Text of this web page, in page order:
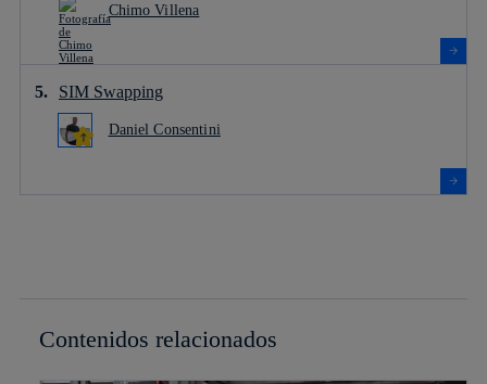
Chimo Villena
SIM Swapping
Daniel Consentini
Contenidos relacionados